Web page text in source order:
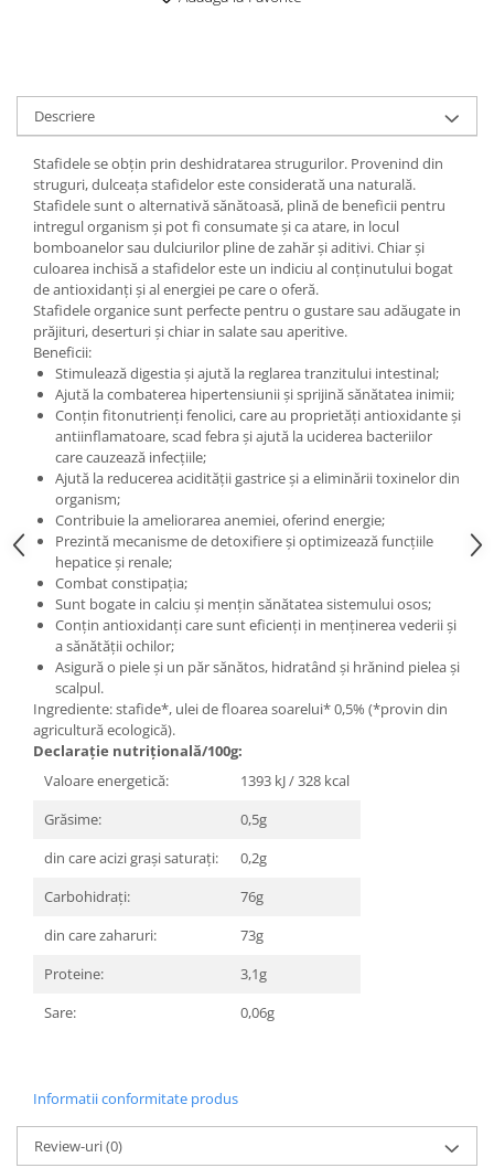
Somn usor
Produse sanatate sexuala
Produse pentru Ea
Potenta barbati
Produse pentru sportivi
Proteine
Suplimente fitness
Batoane proteice
Pentru antrenament
Mama si copilul
Produse pentru copii
Sarcina si alaptare
Lapte
Paste
Snacksuri
Superalimente
Atelierul de cafea si ceaiuri
Cafea
Ceaiuri simple
Ceaiuri medicinale compuse
Ceaiuri Maté
Cafea verde
Ulei de Cocos
Ulei de cocos de uz alimentar
Ulei de cocos de uz cosmetic
Alte produse din Cocos
Descriere
Stafidele se obțin prin deshidratarea strugurilor. Provenind din
struguri, dulceața stafidelor este considerată una naturală.
Stafidele sunt o alternativă sănătoasă, plină de beneficii pentru
intregul organism și pot fi consumate și ca atare, in locul
bomboanelor sau dulciurilor pline de zahăr și aditivi. Chiar și
culoarea inchisă a stafidelor este un indiciu al conținutului bogat
de antioxidanți și al energiei pe care o oferă.
Stafidele organice sunt perfecte pentru o gustare sau adăugate in
prăjituri, deserturi și chiar in salate sau aperitive.
Beneficii:
Stimulează digestia și ajută la reglarea tranzitului intestinal;
Ajută la combaterea hipertensiunii și sprijină sănătatea inimii;
Conțin fitonutrienți fenolici, care au proprietăți antioxidante și
antiinflamatoare, scad febra și ajută la uciderea bacteriilor
care cauzează infecțiile;
Ajută la reducerea acidității gastrice și a eliminării toxinelor din
organism;
Contribuie la ameliorarea anemiei, oferind energie;
Prezintă mecanisme de detoxifiere și optimizează funcțiile
hepatice și renale;
Combat constipația;
Sunt bogate in calciu și mențin sănătatea sistemului osos;
Conțin antioxidanți care sunt eficienți in menținerea vederii și
a sănătății ochilor;
Asigură o piele și un păr sănătos, hidratând și hrănind pielea și
scalpul.
Ingrediente:stafide*, ulei de floarea soarelui* 0,5% (*provin din
agricultură ecologică).
Declarație nutrițională/100g:
Valoare energetică:
1393 kJ / 328 kcal
Grăsime:
0,5g
din care acizi grași saturați:
0,2g
Carbohidrați:
76g
din care zaharuri:
73g
Proteine:
3,1g
Sare:
0,06g
Informatii conformitate produs
Review-uri(0)